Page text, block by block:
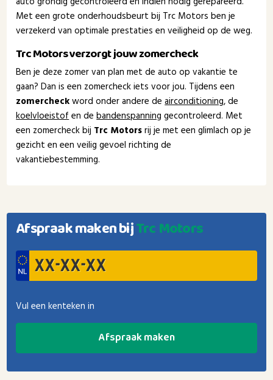
Met een grote onderhoudsbeurt bij Trc Motors ben je
verzekerd van optimale prestaties en veiligheid op de weg.
Trc Motors verzorgt jouw zomercheck
Ben je deze zomer van plan met de auto op vakantie te
gaan? Dan is een zomercheck iets voor jou. Tijdens een
zomercheckword onder andere deairconditioning, de
koelvloeistofen debandenspanning gecontroleerd. Met
een zomercheck bij Trc Motorsrij je met een glimlach op je
gezicht en een veilig gevoel richting de
vakantiebestemming.
Afspraak maken bijTrc Motors
Vul een kenteken in
Afspraak maken